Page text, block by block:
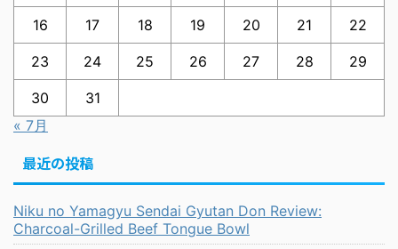
16 17 18 19 20 21 22
23 24 25 26 27 28 29
30
31
« 7月
最近の投稿
Niku no Yamagyu Sendai Gyutan Don Review:
Charcoal-Grilled Beef Tongue Bowl